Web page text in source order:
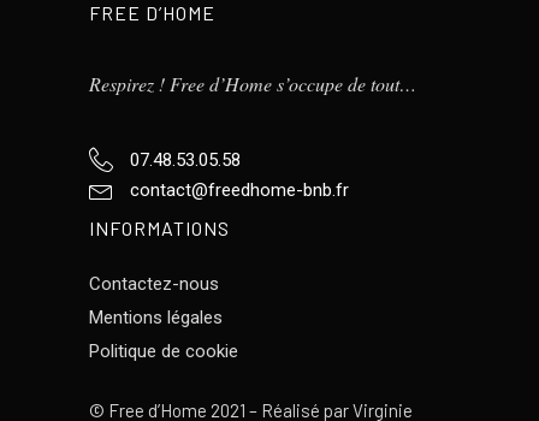
FREE D’HOME
Respirez ! Free d’Home s’occupe de tout…
07.48.53.05.58
contact@freedhome-bnb.fr
INFORMATIONS
Contactez-nous
Mentions légales
Politique de cookie
© Free d’Home 2021 – Réalisé parVirginie